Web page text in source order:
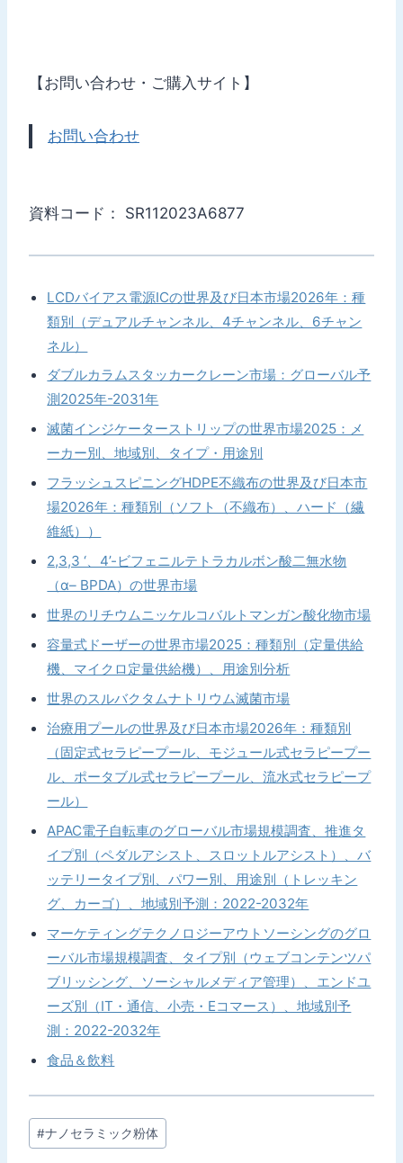
【お問い合わせ・ご購入サイト】
お問い合わせ
資料コード： SR112023A6877
LCDバイアス電源ICの世界及び日本市場2026年：種
類別（デュアルチャンネル、4チャンネル、6チャン
ネル）
ダブルカラムスタッカークレーン市場：グローバル予
測2025年-2031年
滅菌インジケーターストリップの世界市場2025：メ
ーカー別、地域別、タイプ・用途別
フラッシュスピニングHDPE不織布の世界及び日本市
場2026年：種類別（ソフト（不織布）、ハード（繊
維紙））
2,3,3 ‘、4’-ビフェニルテトラカルボン酸二無水物
（α– BPDA）の世界市場
世界のリチウムニッケルコバルトマンガン酸化物市場
容量式ドーザーの世界市場2025：種類別（定量供給
機、マイクロ定量供給機）、用途別分析
世界のスルバクタムナトリウム滅菌市場
治療用プールの世界及び日本市場2026年：種類別
（固定式セラピープール、モジュール式セラピープー
ル、ポータブル式セラピープール、流水式セラピープ
ール）
APAC電子自転車のグローバル市場規模調査、推進タ
イプ別（ペダルアシスト、スロットルアシスト）、バ
ッテリータイプ別、パワー別、用途別（トレッキン
グ、カーゴ）、地域別予測：2022-2032年
マーケティングテクノロジーアウトソーシングのグロ
ーバル市場規模調査、タイプ別（ウェブコンテンツパ
ブリッシング、ソーシャルメディア管理）、エンドユ
ーズ別（IT・通信、小売・Eコマース）、地域別予
測：2022-2032年
食品＆飲料
投
稿
#ナノセラミック粉体